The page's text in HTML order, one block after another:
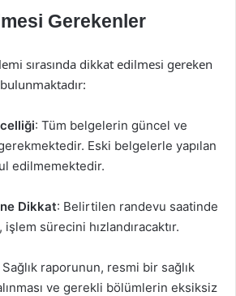
Gerekenler
sırasında dikkat edilmesi gereken
: Tüm belgelerin güncel ve
Eski belgelerle yapılan
edilmemektedir.
Dikkat: Belirtilen randevu saatinde
sürecini hızlandıracaktır.
Sağlık raporunun, resmi bir sağlık
ve gerekli bölümlerin eksiksiz